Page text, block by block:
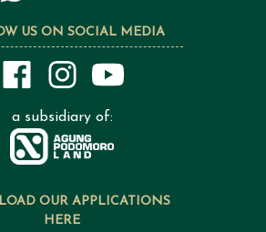
US ON SOCIAL MEDIA
a subsidiary of:
OUR APPLICATIONS
HERE